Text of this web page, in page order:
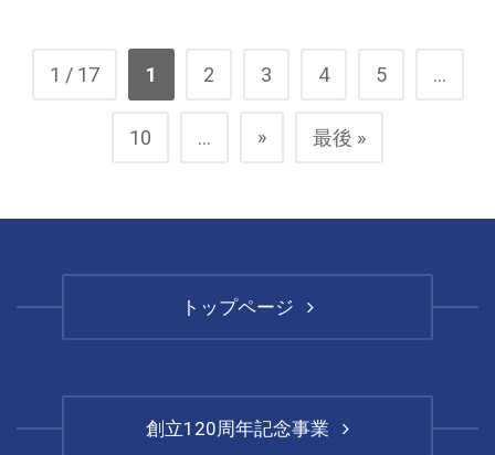
1 / 17 1 2 3 4 5 ...
10 ... » 最後 »
トップページ
創立120周年記念事業